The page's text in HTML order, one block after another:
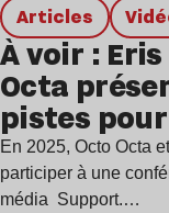
Articles
À voir :
Octa
pistes
ère des
En 2025, Octo Octa
participer à une
média Support.…